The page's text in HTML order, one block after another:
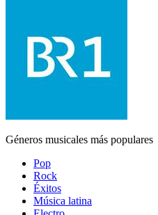
Géneros musicales más populares
Pop
Rock
Éxitos
Música latina